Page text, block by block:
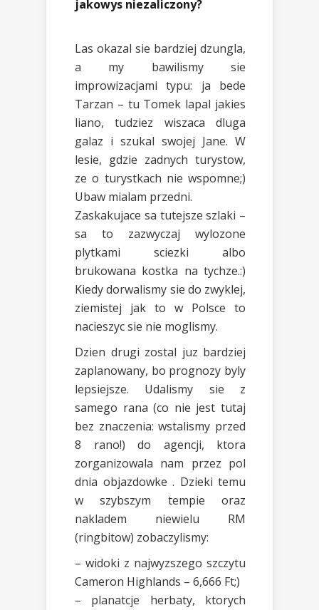
jakowys niezaliczony?
Las okazal sie bardziej dzungla,
a my bawilismy sie
improwizacjami typu: ja bede
Tarzan – tu Tomek lapal jakies
liano, tudziez wiszaca dluga
galaz i szukal swojej Jane. W
lesie, gdzie zadnych turystow,
ze o turystkach nie wspomne;)
Ubaw mialam przedni.
Zaskakujace sa tutejsze szlaki –
sa to zazwyczaj wylozone
plytkami sciezki albo
brukowana kostka na tychze.:)
Kiedy dorwalismy sie do zwyklej,
ziemistej jak to w Polsce to
nacieszyc sie nie moglismy.
Dzien drugi zostal juz bardziej
zaplanowany, bo prognozy byly
lepsiejsze. Udalismy sie z
samego rana (co nie jest tutaj
bez znaczenia: wstalismy przed
8 rano!) do agencji, ktora
zorganizowala nam przez pol
dnia objazdowke . Dzieki temu
w szybszym tempie oraz
nakladem niewielu RM
(ringbitow) zobaczylismy:
– widoki z najwyzszego szczytu
Cameron Highlands – 6,666 Ft;)
– planatcje herbaty, ktorych